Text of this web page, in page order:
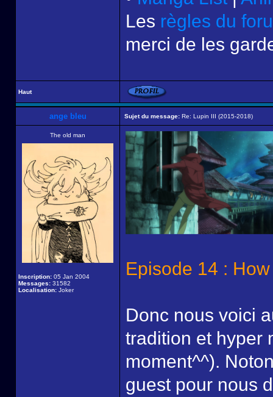
Les règles du
merci de les
Haut
ange bleu Sujet du message: Re: Lupin III (2015-2018)
The old man
Inscription: 05 Jan 2004
Messages: 31582
Localisation: Joker
Episode 14 :
Donc nous voici
tradition et hyper
moment^^).
guest pour nous